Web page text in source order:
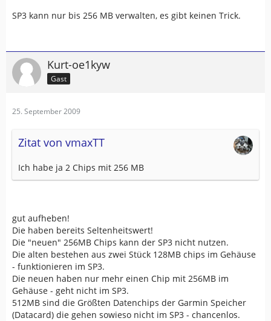
SP3 kann nur bis 256 MB verwalten, es gibt keinen Trick.
Kurt-oe1kyw
Gast
25. September 2009
Zitat von vmaxTT
Ich habe ja 2 Chips mit 256 MB
gut aufheben!
Die haben bereits Seltenheitswert!
Die "neuen" 256MB Chips kann der SP3 nicht nutzen.
Die alten bestehen aus zwei Stück 128MB chips im Gehäuse
- funktionieren im SP3.
Die neuen haben nur mehr einen Chip mit 256MB im
Gehäuse - geht nicht im SP3.
512MB sind die Größten Datenchips der Garmin Speicher
(Datacard) die gehen sowieso nicht im SP3 - chancenlos.